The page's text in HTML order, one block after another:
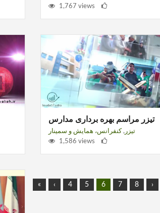
1,767 views
تیزر مراسم بهره برداری مدارس
تیزر , کنفرانس، همایش و سمینار
1,586 views
« ‹ 4 5 6 7 8 ›